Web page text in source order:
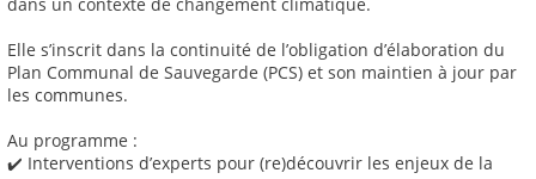
Elle s’inscrit dans la continuité de l’obligation d’élaboration du
Plan Communal de Sauvegarde (PCS) et son maintien à jour par
les communes.
Au programme :
✔️ Interventions d’experts pour (re)découvrir les enjeux de la